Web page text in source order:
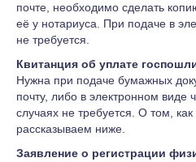
почте, необходимо сделать
её у нотариуса. При подаче в
не требуется.
Квитанция об уплате
Нужна при подаче бумажных
почту, либо в электронном виде
случаях не требуется. О том,
рассказываем ниже.
Заявление о регистрации